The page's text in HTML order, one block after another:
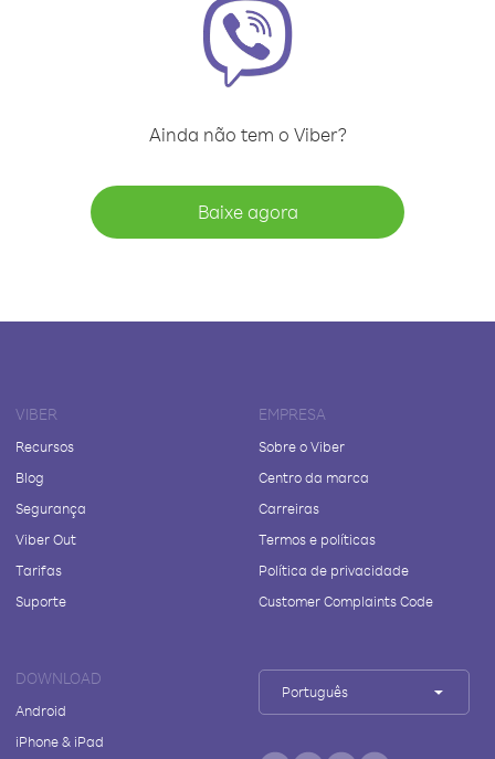
Ainda não tem o Viber?
Baixe agora
VIBER
Recursos
Blog
Segurança
Viber Out
Tarifas
Suporte
EMPRESA
Sobre o Viber
Centro da marca
Carreiras
Termos e políticas
Política de privacidade
Customer Complaints Code
DOWNLOAD
Android
iPhone & iPad
Português